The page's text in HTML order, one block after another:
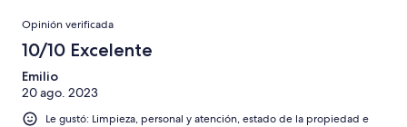
359
opiniones
Opiniones
Opinión verificada
10/10 Excelente
Emilio
20 ago. 2023
Le gustó: Limpieza, personal y atención, estado de la propiedad e